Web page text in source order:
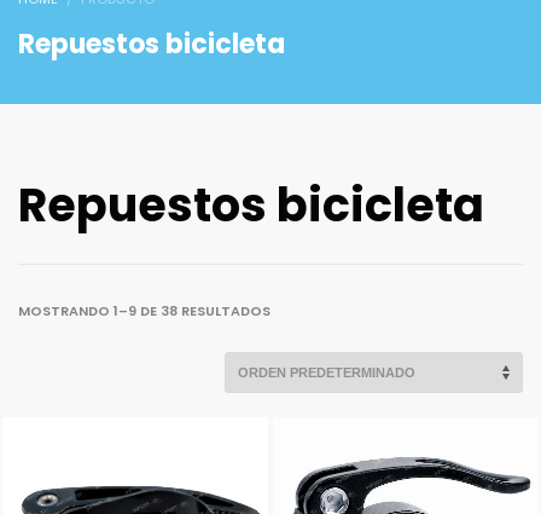
Repuestos bicicleta
Repuestos bicicleta
MOSTRANDO 1–9 DE 38 RESULTADOS